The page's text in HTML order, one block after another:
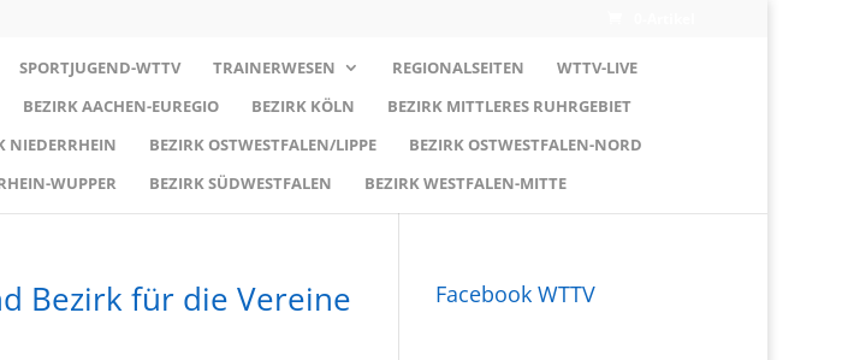
SPORTJUGEND-WTTV TRAINERWESEN REGIONALSEITEN
WTTV-LIVE
BEZIRK AACHEN-EUREGIO BEZIRK KÖLN
BEZIRK MITTLERES RUHRGEBIET
NIEDERRHEIN BEZIRK OSTWESTFALEN/LIPPE
BEZIRK OSTWESTFALEN-NORD
WUPPER BEZIRK SÜDWESTFALEN BEZIRK WESTFALEN-MITTE
Bezirk für die Vereine Facebook WTTV